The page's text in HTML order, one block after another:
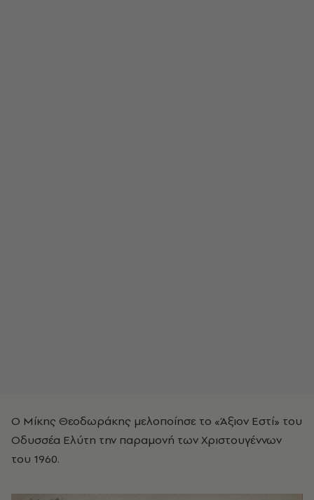
Ο Μίκης Θεοδωράκης μελοποίησε το «Άξιον Εστί» του
Οδυσσέα Ελύτη την παραμονή των Χριστουγέννων
του 1960.